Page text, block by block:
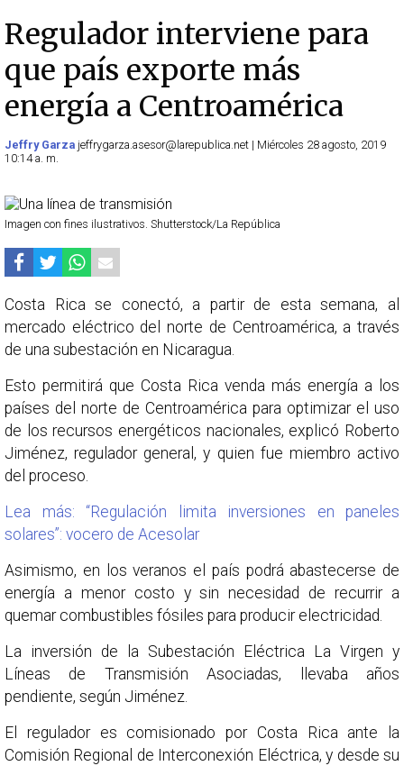
Regulador interviene para
que país exporte más
energía a Centroamérica
Jeffry Garza jeffrygarza.asesor@larepublica.net | Miércoles 28 agosto, 2019
10:14 a. m.
Imagen con fines ilustrativos. Shutterstock/La República
Costa Rica se conectó, a partir de esta semana, al
mercado eléctrico del norte de Centroamérica, a través
de una subestación en Nicaragua.
Esto permitirá que Costa Rica venda más energía a los
países del norte de Centroamérica para optimizar el uso
de los recursos energéticos nacionales, explicó Roberto
Jiménez, regulador general, y quien fue miembro activo
del proceso.
Lea más: “Regulación limita inversiones en paneles
solares”: vocero de Acesolar
Asimismo, en los veranos el país podrá abastecerse de
energía a menor costo y sin necesidad de recurrir a
quemar combustibles fósiles para producir electricidad.
La inversión de la Subestación Eléctrica La Virgen y
Líneas de Transmisión Asociadas, llevaba años
pendiente, según Jiménez.
El regulador es comisionado por Costa Rica ante la
Comisión Regional de Interconexión Eléctrica, y desde su